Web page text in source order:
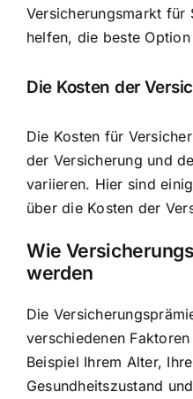
Versicherungsmarkt für
helfen, die beste
Die Kosten der
Die Kosten für
der Versicherung und
variieren. Hier sind
über die Kosten der
Wie
werden
Die
verschiedenen
Beispiel Ihrem Alter,
Gesundheitszustand